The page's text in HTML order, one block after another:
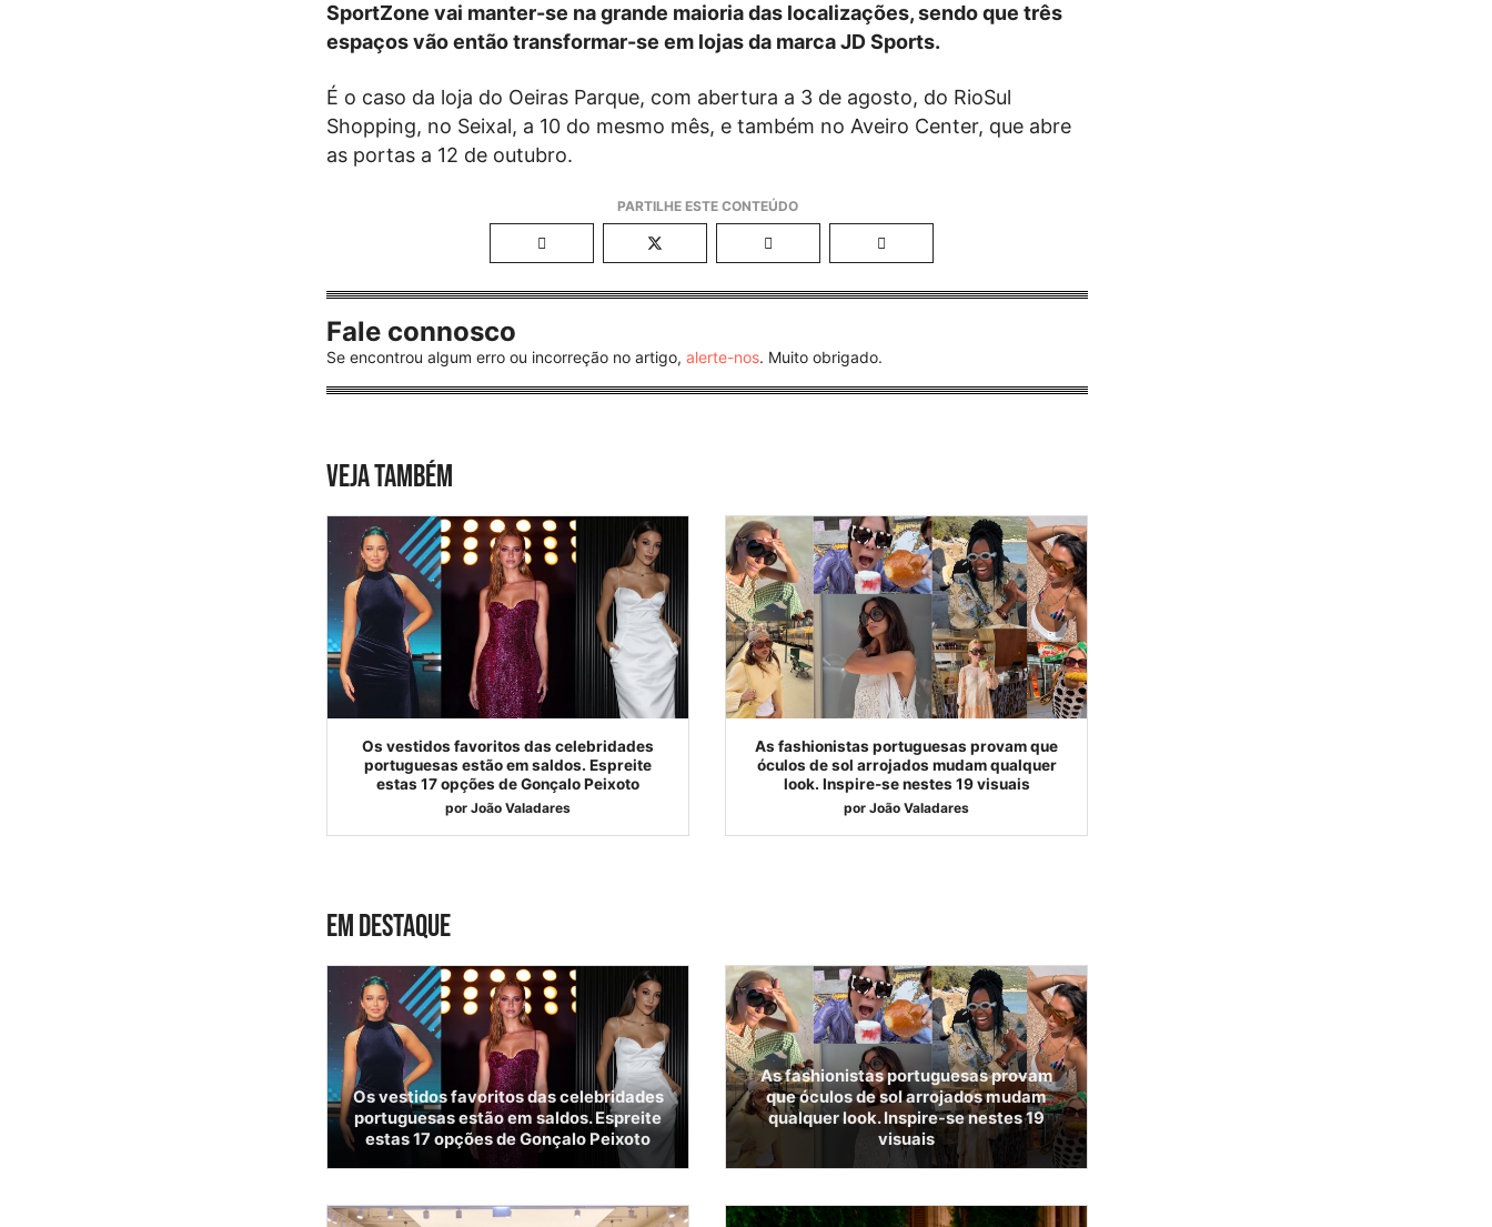
SportZone vai manter-se na grande maioria das localizações, sendo que três
espaços vão então transformar-se em lojas da marca JD Sports.
É o caso da loja do Oeiras Parque, com abertura a 3 de agosto, do RioSul
Shopping, no Seixal, a 10 do mesmo mês, e também no Aveiro Center, que abre
as portas a 12 de outubro.
Fale connosco
Se encontrou algum erro ou incorreção no artigo,alerte-nos. Muito obrigado.
VEJA TAMBÉM
Os vestidos favoritos das celebridades
portuguesas estão em saldos. Espreite
estas 17 opções de Gonçalo Peixoto
por João Valadares
As fashionistas portuguesas provam que
óculos de sol arrojados mudam qualquer
look. Inspire-se nestes 19 visuais
por João Valadares
EM DESTAQUE
Os vestidos favoritos das celebridades
portuguesas estão em saldos. Espreite
estas 17 opções de Gonçalo Peixoto
As fashionistas portuguesas provam
que óculos de sol arrojados mudam
qualquer look. Inspire-se nestes 19
visuais